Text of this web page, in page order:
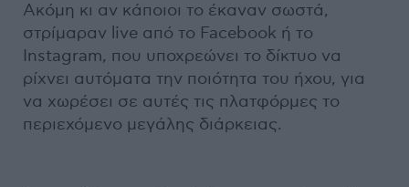
Ακόμη κι αν κάποιοι το έκαναν σωστά,
στρίμαραν live από το Facebook ή το
Instagram, που υποχρεώνει το δίκτυο να
ρίχνει αυτόματα την ποιότητα του ήχου, για
να χωρέσει σε αυτές τις πλατφόρμες το
περιεχόμενο μεγάλης διάρκειας.